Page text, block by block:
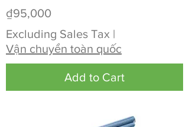
Price
₫95,000
Excluding Sales Tax |
Vận chuyển toàn quốc
Add to Cart